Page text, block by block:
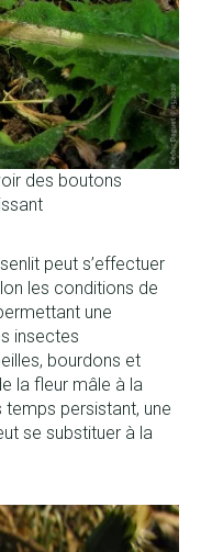
des boutons
peut s’effectuer
les conditions de
une
insectes
bourdons et
la fleur mâle à la
persistant, une
se substituer à la